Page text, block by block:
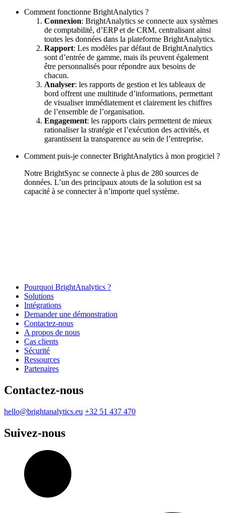
Comment fonctionne BrightAnalytics ?
Connexion: BrightAnalytics se connecte aux systèmes
de comptabilité, d’ERP et de CRM, centralisant ainsi
toutes les données dans la plateforme BrightAnalytics.
Rapport: Les modèles par défaut de BrightAnalytics
sont d’entrée de gamme, mais ils peuvent également
être personnalisés pour répondre aux besoins de
chacun.
Analyser: les rapports de gestion et les tableaux de
bord offrent une multitude d’informations, permettant
de visualiser immédiatement et clairement les chiffres
de l’ensemble de l’organisation.
Engagement: les rapports clairs permettent de mieux
rationaliser la stratégie et l’exécution des activités, et
garantissent la transparence au sein de l’entreprise.
Comment puis-je connecter BrightAnalytics à mon progiciel ?
Notre BrightSync se connecte à plus de 280 sources de
données. L’un des principaux atouts de la solution est sa
capacité à se connecter à n’importe quel système.
Pourquoi BrightAnalytics ?
Solutions
Intégrations
Demander une démonstration
Contactez-nous
A propos de nous
Cas clients
Sécurité
Ressources
Partenaires
Contactez-nous
hello@brightanalytics.eu +32 51 437 470
Suivez-nous